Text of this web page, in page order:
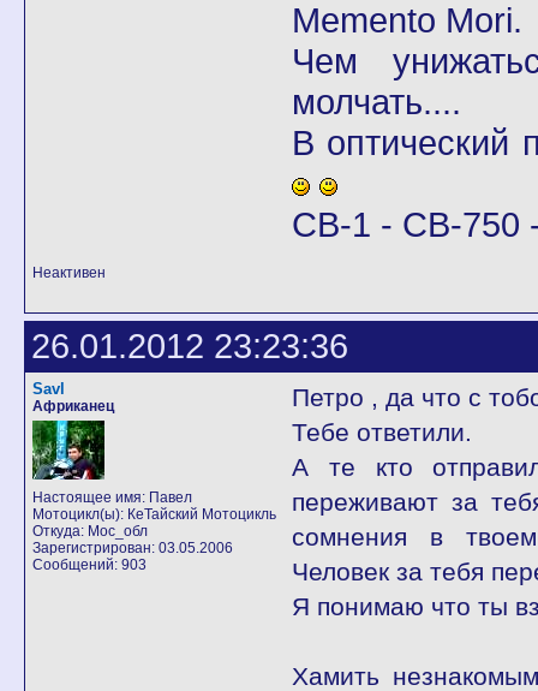
Memento Mori.
Чем
молчать....
В
CB-1 - CB-750
Неактивен
26.01.2012 23:23:36
Savl
Африканец
Настоящее имя: Павел
Мотоцикл(ы): КеТайский Мотоцикль
Откуда: Мос_обл
Зарегистрирован: 03.05.2006
Сообщений: 903
Петро , да что с
Тебе ответили.
А те кто
переживают за
сомнения в
Человек за тебя
Я понимаю что ты
Хамить